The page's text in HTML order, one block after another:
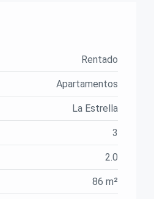
Rentado
Apartamentos
La Estrella
3
2.0
86 m²